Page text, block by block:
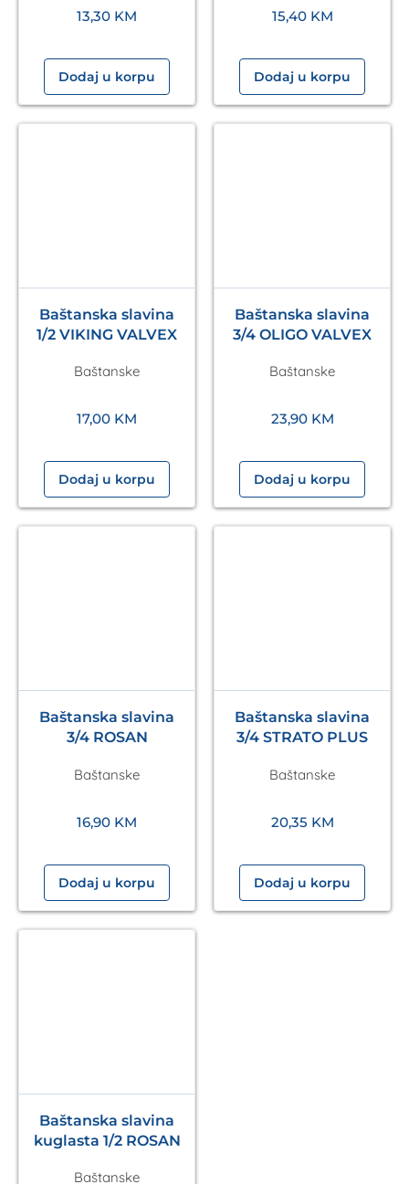
13,30 KM
Dodaj u korpu
15,40 KM
Dodaj u korpu
Baštanska slavina
1/2 VIKING VALVEX
Baštanske
17,00 KM
Dodaj u korpu
Baštanska slavina
3/4 OLIGO VALVEX
Baštanske
23,90 KM
Dodaj u korpu
Baštanska slavina
3/4 ROSAN
Baštanske
16,90 KM
Dodaj u korpu
Baštanska slavina
3/4 STRATO PLUS
Baštanske
20,35 KM
Dodaj u korpu
Baštanska slavina
kuglasta 1/2 ROSAN
Baštanske